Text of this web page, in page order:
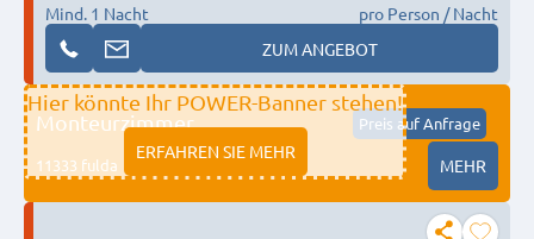
Mind. 1 Nacht
pro Person / Nacht
ZUM ANGEBOT
Hier könnte Ihr POWER-Banner stehen!
ERFAHREN SIE MEHR
Monteurzimmer Preis auf Anfrage
11333 fulda MEHR